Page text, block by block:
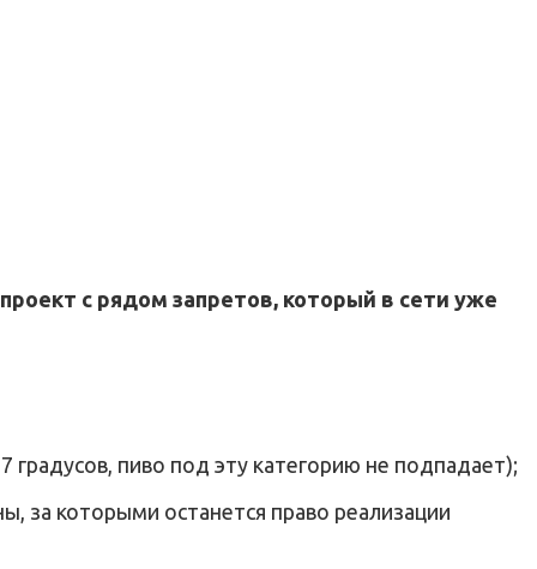
с рядом запретов, который в сети уже
пиво под эту категорию не подпадает);
за которыми останется право реализации